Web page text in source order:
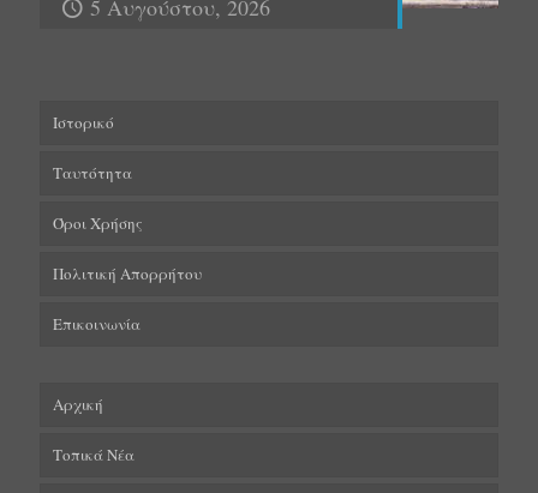
5 Αυγούστου, 2026
Ιστορικό
Ταυτότητα
Όροι Χρήσης
Πολιτική Απορρήτου
Επικοινωνία
Αρχική
Τοπικά Νέα